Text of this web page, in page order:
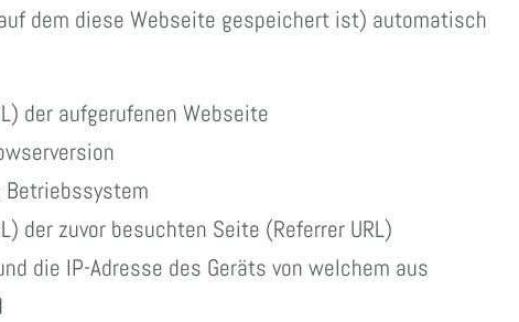
dem diese Webseite gespeichert ist) automatisch
der aufgerufenen Webseite
Betriebssystem
der zuvor besuchten Seite (Referrer URL)
die IP-Adresse des Geräts von welchem aus